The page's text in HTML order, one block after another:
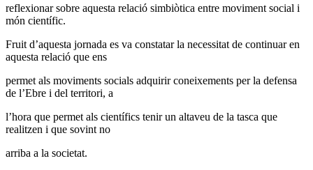
reflexionar sobre aquesta relació simbiòtica entre moviment social i
món científic.
Fruit d’aquesta jornada es va constatar la necessitat de continuar en
aquesta relació que ens
permet als moviments socials adquirir coneixements per la defensa
de l’Ebre i del territori, a
l’hora que permet als científics tenir un altaveu de la tasca que
realitzen i que sovint no
arriba a la societat.